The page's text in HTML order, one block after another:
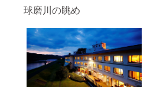
球磨川の眺め